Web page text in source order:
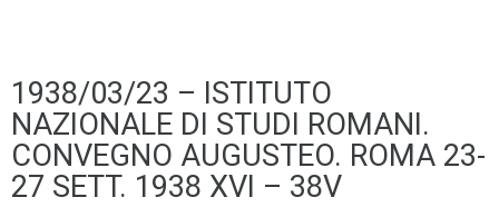
1938/03/23 – ISTITUTO
NAZIONALE DI STUDI ROMANI.
CONVEGNO AUGUSTEO. ROMA 23-
27 SETT. 1938 XVI – 38V